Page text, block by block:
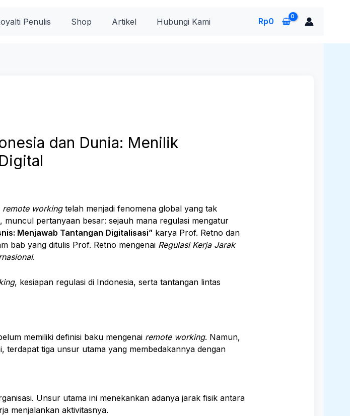
Penulis Shop Artikel Hubungi Kami Rp0
dan Dunia: Menilik
remote workingtelah menjadi fenomena global yang tak
pertanyaan besar: sejauh mana regulasi mengatur
Menjawab Tantangan Digitalisasi”karya Prof. Retno dan
bab yang ditulis Prof. Retno mengenai Regulasi Kerja Jarak
.
, kesiapan regulasi di Indonesia, serta tantangan lintas
memiliki definisi baku mengenai remote working. Namun,
tiga unsur utama yang membedakannya dengan
Unsur utama ini menekankan adanya jarak fisik antara
menjalankan aktivitasnya.